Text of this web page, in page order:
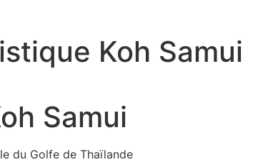
Koh Samui
Samui
du Golfe de Thaïlande